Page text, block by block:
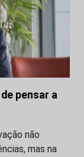
pensar a
não
mas na